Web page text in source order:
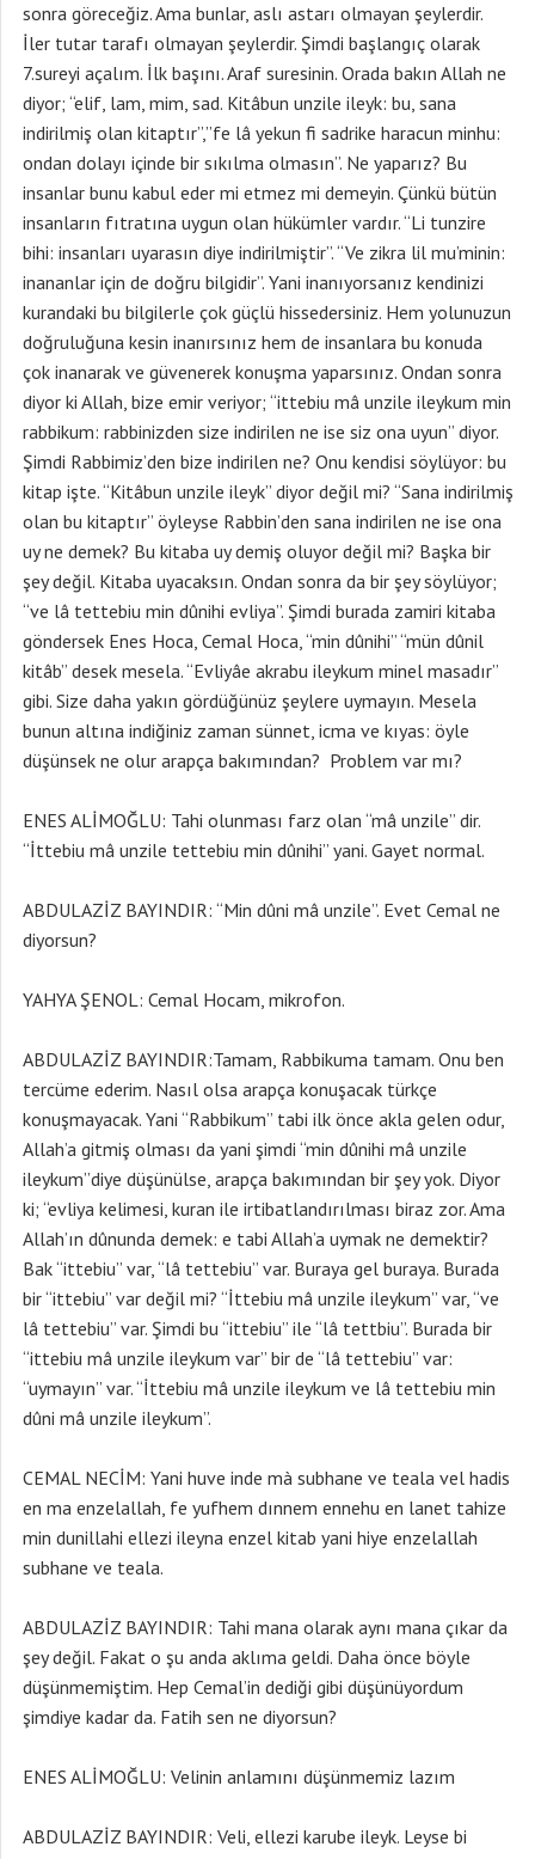
sonra göreceğiz. Ama bunlar, aslı astarı olmayan şeylerdir.
İler tutar tarafı olmayan şeylerdir. Şimdi başlangıç olarak
7.sureyi açalım. İlk başını. Araf suresinin. Orada bakın Allah ne
diyor; “elif, lam, mim, sad. Kitâbun unzile ileyk: bu, sana
indirilmiş olan kitaptır”,”fe lâ yekun fi sadrike haracun minhu:
ondan dolayı içinde bir sıkılma olmasın”. Ne yaparız? Bu
insanlar bunu kabul eder mi etmez mi demeyin. Çünkü bütün
insanların fıtratına uygun olan hükümler vardır. “Li tunzire
bihi: insanları uyarasın diye indirilmiştir”. “Ve zikra lil mu’minin:
inananlar için de doğru bilgidir”. Yani inanıyorsanız kendinizi
kurandaki bu bilgilerle çok güçlü hissedersiniz. Hem yolunuzun
doğruluğuna kesin inanırsınız hem de insanlara bu konuda
çok inanarak ve güvenerek konuşma yaparsınız. Ondan sonra
diyor ki Allah, bize emir veriyor; “ittebiu mâ unzile ileykum min
rabbikum: rabbinizden size indirilen ne ise siz ona uyun” diyor.
Şimdi Rabbimiz’den bize indirilen ne? Onu kendisi söylüyor: bu
kitap işte. “Kitâbun unzile ileyk” diyor değil mi? “Sana indirilmiş
olan bu kitaptır” öyleyse Rabbin’den sana indirilen ne ise ona
uy ne demek? Bu kitaba uy demiş oluyor değil mi? Başka bir
şey değil. Kitaba uyacaksın. Ondan sonra da bir şey söylüyor;
“ve lâ tettebiu min dûnihi evliya”. Şimdi burada zamiri kitaba
göndersek Enes Hoca, Cemal Hoca, “min dûnihi” “mün dûnil
kitâb” desek mesela. “Evliyâe akrabu ileykum minel masadır”
gibi. Size daha yakın gördüğünüz şeylere uymayın. Mesela
bunun altına indiğiniz zaman sünnet, icma ve kıyas: öyle
düşünsek ne olur arapça bakımından? Problem var mı?
ENES ALİMOĞLU: Tahi olunması farz olan “mâ unzile” dir.
“İttebiu mâ unzile tettebiu min dûnihi” yani. Gayet normal.
ABDULAZİZ BAYINDIR: “Min dûni mâ unzile”. Evet Cemal ne
diyorsun?
YAHYA ŞENOL: Cemal Hocam, mikrofon.
ABDULAZİZ BAYINDIR:Tamam, Rabbikuma tamam. Onu ben
tercüme ederim. Nasıl olsa arapça konuşacak türkçe
konuşmayacak. Yani “Rabbikum” tabi ilk önce akla gelen odur,
Allah’a gitmiş olması da yani şimdi “min dûnihi mâ unzile
ileykum”diye düşünülse, arapça bakımından bir şey yok. Diyor
ki; “evliya kelimesi, kuran ile irtibatlandırılması biraz zor. Ama
Allah’ın dûnunda demek: e tabi Allah’a uymak ne demektir?
Bak “ittebiu” var, “lâ tettebiu” var. Buraya gel buraya. Burada
bir “ittebiu” var değil mi? “İttebiu mâ unzile ileykum” var, “ve
lâ tettebiu” var. Şimdi bu “ittebiu” ile “lâ tettbiu”. Burada bir
“ittebiu mâ unzile ileykum var” bir de “lâ tettebiu” var:
“uymayın” var. “İttebiu mâ unzile ileykum ve lâ tettebiu min
dûni mâ unzile ileykum”.
CEMAL NECİM: Yani huve inde mà subhane ve teala vel hadis
en ma enzelallah, fe yufhem dınnem ennehu en lanet tahize
min dunillahi ellezi ileyna enzel kitab yani hiye enzelallah
subhane ve teala.
ABDULAZİZ BAYINDIR: Tahi mana olarak aynı mana çıkar da
şey değil. Fakat o şu anda aklıma geldi. Daha önce böyle
düşünmemiştim. Hep Cemal’in dediği gibi düşünüyordum
şimdiye kadar da. Fatih sen ne diyorsun?
ENES ALİMOĞLU: Velinin anlamını düşünmemiz lazım
ABDULAZİZ BAYINDIR: Veli, ellezi karube ileyk. Leyse bi